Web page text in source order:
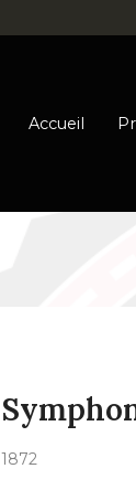
Accueil
1872